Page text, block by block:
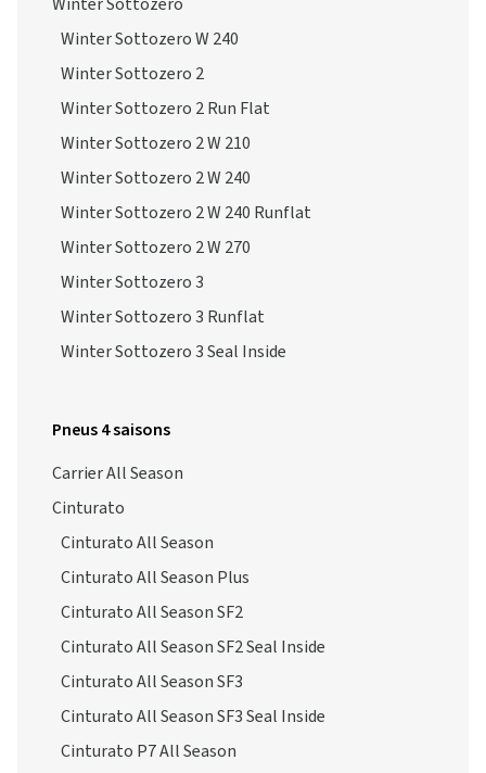
Winter Sottozero W 240
Winter Sottozero 2
Winter Sottozero 2 Run Flat
Winter Sottozero 2 W 210
Winter Sottozero 2 W 240
Winter Sottozero 2 W 240 Runflat
Winter Sottozero 2 W 270
Winter Sottozero 3
Winter Sottozero 3 Runflat
Winter Sottozero 3 Seal Inside
Pneus 4 saisons
Carrier All Season
Cinturato
Cinturato All Season
Cinturato All Season Plus
Cinturato All Season SF2
Cinturato All Season SF2 Seal Inside
Cinturato All Season SF3
Cinturato All Season SF3 Seal Inside
Cinturato P7 All Season